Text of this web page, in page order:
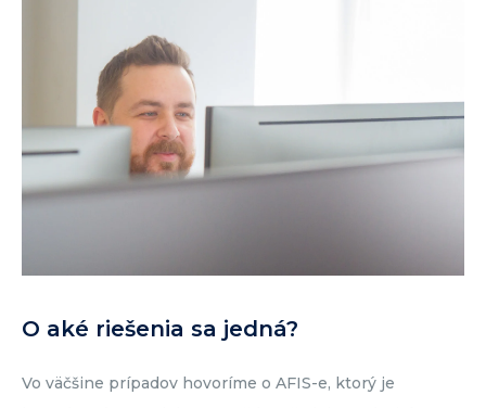
O aké riešenia sa jedná?
Vo väčšine prípadov hovoríme o AFIS-e, ktorý je